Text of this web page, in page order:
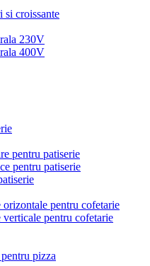
croissante
230V
400V
pentru patiserie
pentru patiserie
pentru cofetarie
pentru cofetarie
pizza